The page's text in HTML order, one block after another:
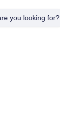
you looking for?